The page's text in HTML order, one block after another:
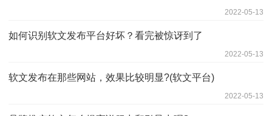
2022-05-13
如何识别软文发布平台好坏？看完被惊讶到了
2022-05-13
软文发布在那些网站，效果比较明显?(软文平台)
2022-05-13